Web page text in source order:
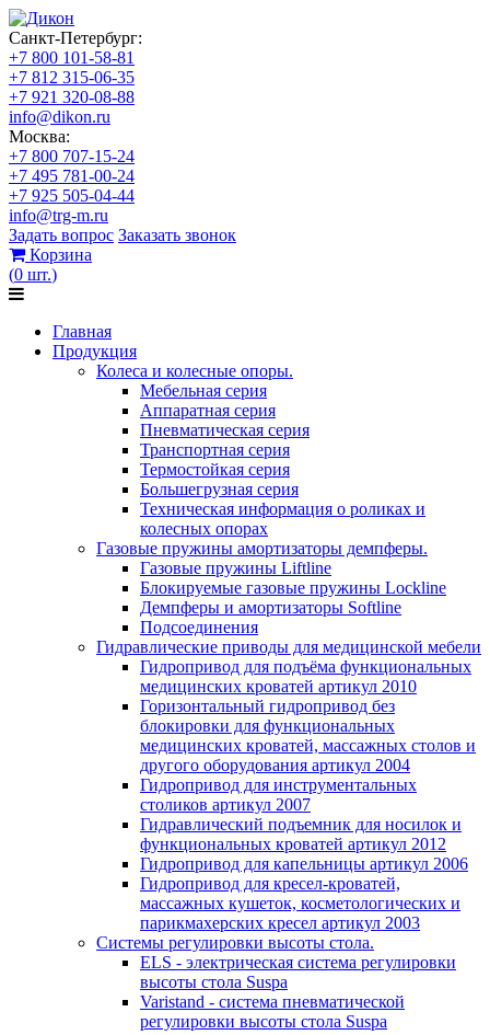
Санкт-Петербург:
+7 800 101-58-81
+7 812 315-06-35
+7 921 320-08-88
info@dikon.ru
Москва:
+7 800 707-15-24
+7 495 781-00-24
+7 925 505-04-44
info@trg-m.ru
Задать вопрос Заказать звонок
Корзина
(0 шт.)
Главная
Продукция
Колеса и колесные опоры.
Мебельная серия
Аппаратная серия
Пневматическая серия
Транспортная серия
Термостойкая серия
Большегрузная серия
Техническая информация о роликах и
колесных опорах
Газовые пружины амортизаторы демпферы.
Газовые пружины Liftline
Блокируемые газовые пружины Lockline
Демпферы и амортизаторы Softline
Подсоединения
Гидравлические приводы для медицинской мебели
Гидропривод для подъёма функциональных
медицинских кроватей артикул 2010
Горизонтальный гидропривод без
блокировки для функциональных
медицинских кроватей, массажных столов и
другого оборудования артикул 2004
Гидропривод для инструментальных
столиков артикул 2007
Гидравлический подъемник для носилок и
функциональных кроватей артикул 2012
Гидропривод для капельницы артикул 2006
Гидропривод для кресел-кроватей,
массажных кушеток, косметологических и
парикмахерских кресел артикул 2003
Системы регулировки высоты стола.
ELS - электрическая система регулировки
высоты стола Suspa
Varistand - система пневматической
регулировки высоты стола Suspa